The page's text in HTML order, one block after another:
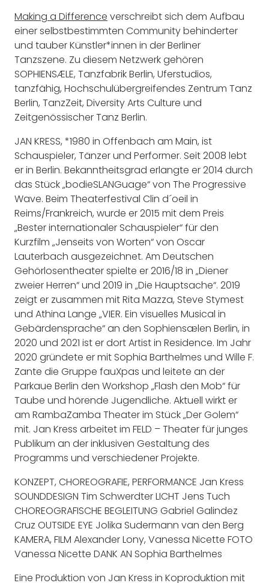
Making a Difference verschreibt sich dem Aufbau
einer selbstbestimmten Community behinderter
und tauber Künstler*innen in der Berliner
Tanzszene. Zu diesem Netzwerk gehören
SOPHIENSÆLE, Tanzfabrik Berlin, Uferstudios,
tanzfähig, Hochschulübergreifendes Zentrum Tanz
Berlin, TanzZeit, Diversity Arts Culture und
Zeitgenössischer Tanz Berlin.
JAN KRESS, *1980 in Offenbach am Main, ist
Schauspieler, Tänzer und Performer. Seit 2008 lebt
er in Berlin. Bekanntheitsgrad erlangte er 2014 durch
das Stück „bodieSLANGuage“ von The Progressive
Wave. Beim Theaterfestival Clin d´oeil in
Reims/Frankreich, wurde er 2015 mit dem Preis
„Bester internationaler Schauspieler“ für den
Kurzfilm „Jenseits von Worten“ von Oscar
Lauterbach ausgezeichnet. Am Deutschen
Gehörlosentheater spielte er 2016/18 in „Diener
zweier Herren“ und 2019 in „Die Hauptsache“. 2019
zeigt er zusammen mit Rita Mazza, Steve Stymest
und Athina Lange „VIER. Ein visuelles Musical in
Gebärdensprache“ an den Sophiensælen Berlin, in
2020 und 2021 ist er dort Artist in Residence. Im Jahr
2020 gründete er mit Sophia Barthelmes und Wille F.
Zante die Gruppe fauXpas und leitete an der
Parkaue Berlin den Workshop „Flash den Mob“ für
Taube und hörende Jugendliche. Aktuell wirkt er
am RambaZamba Theater im Stück „Der Golem“
mit. Jan Kress arbeitet im FELD – Theater für junges
Publikum an der inklusiven Gestaltung des
Programms und verschiedener Projekte.
KONZEPT, CHOREOGRAFIE, PERFORMANCE Jan Kress
SOUNDDESIGN Tim Schwerdter LICHT Jens Tuch
CHOREOGRAFISCHE BEGLEITUNG Gabriel Galindez
Cruz OUTSIDE EYE Jolika Sudermann van den Berg
KAMERA, FILM Alexander Lony, Vanessa Nicette FOTO
Vanessa Nicette DANK AN Sophia Barthelmes
Eine Produktion von Jan Kress in Koproduktion mit